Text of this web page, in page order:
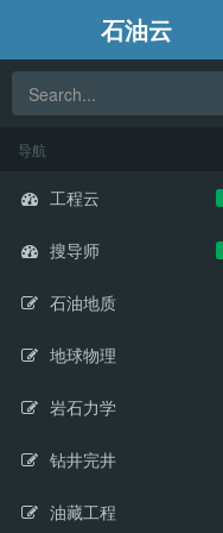
石油云
导航
工程云
搜导师
石油地质
地球物理
岩石力学
钻井完井
油藏工程